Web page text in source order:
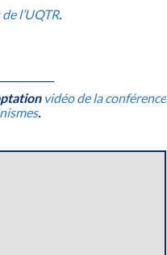
l’UQTR.
vidéo de la conférence
.